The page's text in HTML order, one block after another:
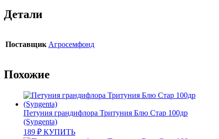
Детали
Поставщик Агросемфонд
Похожие
Петуния грандифлора Тритуния Блю Стар 100др
(Syngenta)
189 ₽ КУПИТЬ